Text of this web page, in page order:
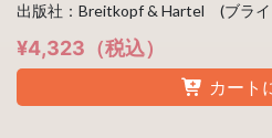
出版社：Breitkopf & Hartel (ブライ
¥4,323（税込）
カート